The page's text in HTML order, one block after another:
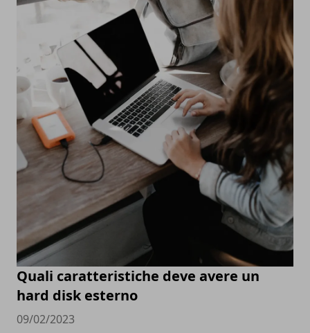
Quali caratteristiche deve avere un
hard disk esterno
09/02/2023